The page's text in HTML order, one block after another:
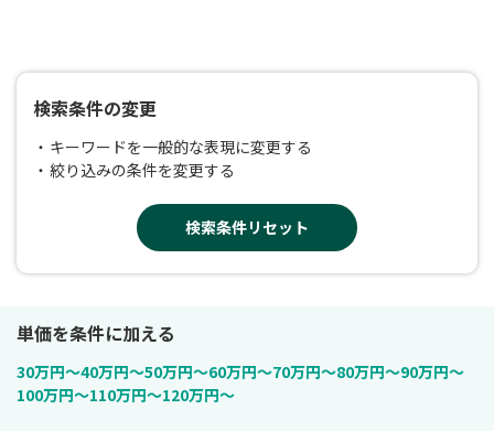
検索条件の変更
キーワードを一般的な表現に変更する
絞り込みの条件を変更する
検索条件リセット
単価を条件に加える
30万円〜40万円〜50万円〜60万円〜70万円〜80万円〜90万円〜
100万円〜110万円〜120万円〜